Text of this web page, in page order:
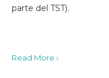
parte del TST).
Read More ›